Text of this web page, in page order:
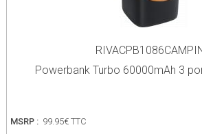
Powerbank Turbo 60000mAh 3
MSRP : 99.95€ TTC